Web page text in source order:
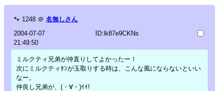
🐾 1248 ＠ 名無しさん
2004-07-07
21:49:50
ID:lk87e9CKNs
ミルクティ兄弟が仲直りしてよかったー！
次にミルクティﾀﾝが玉取りする時は、こんな風にならないといい
なー。
仲良し兄弟が、(・∀・)ｲｲ!